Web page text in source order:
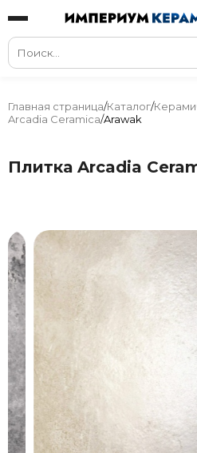
Главная страница/Каталог/
Arcadia Ceramica/Arawak
Плитка Arcadia